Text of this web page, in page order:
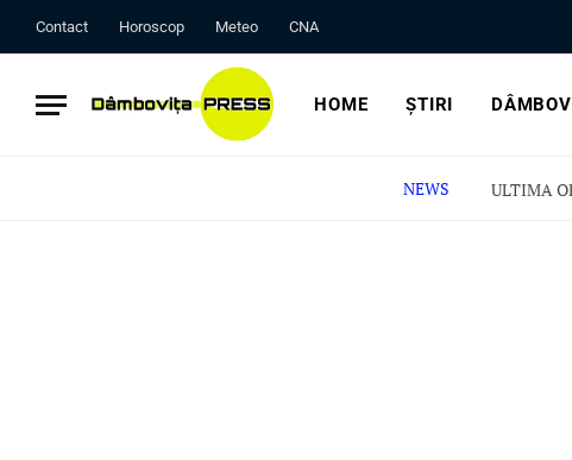
Contact Horoscop Meteo CNA
HOME ȘTIRI
NEWS